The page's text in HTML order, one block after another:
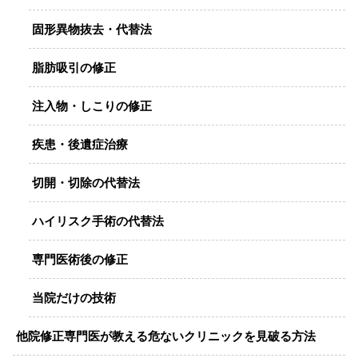
固形異物抜去・代替法
脂肪吸引の修正
注入物・しこりの修正
疾患・後遺症治療
切開・切除の代替法
ハイリスク手術の代替法
専門医術後の修正
当院だけの技術
他院修正専門医が教える危ないクリニックを見破る方法